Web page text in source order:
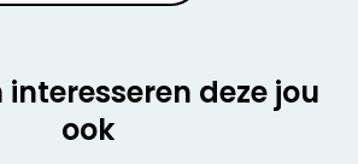
interesseren deze jou
ook